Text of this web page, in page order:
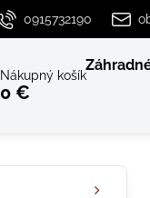
0915732190
Nákupný košík
0 €